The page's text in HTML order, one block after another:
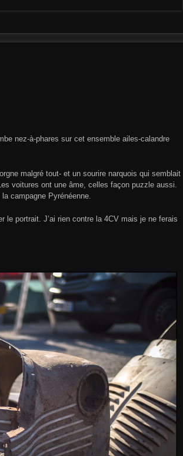
nez-à-phares sur cet ensemble ailes-calandre
malgré tout- et un sourire narquois qui semblait
voitures ont une âme, celles façon puzzle aussi.
campagne Pyrénéenne.
le portrait. J’ai rien contre la 4CV mais je ne ferais